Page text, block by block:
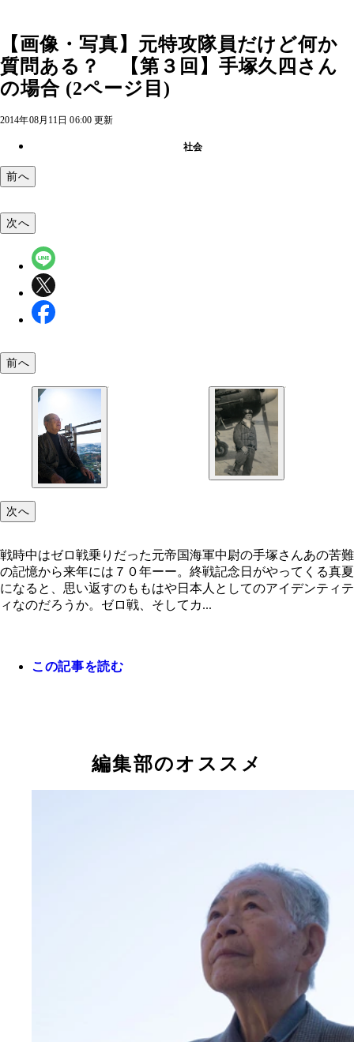
【画像・写真】元特攻隊員だけど何か
質問ある？ 【第３回】手塚久四さん
の場合 (2ページ目)
2014年08月11日 06:00 更新
社会
前へ
次へ
前へ
次へ
戦時中はゼロ戦乗りだった元帝国海軍中尉の手塚さんあの苦難
の記憶から来年には７０年ーー。終戦記念日がやってくる真夏
になると、思い返すのももはや日本人としてのアイデンティテ
ィなのだろうか。ゼロ戦、そしてカ...
この記事を読む
編集部のオススメ